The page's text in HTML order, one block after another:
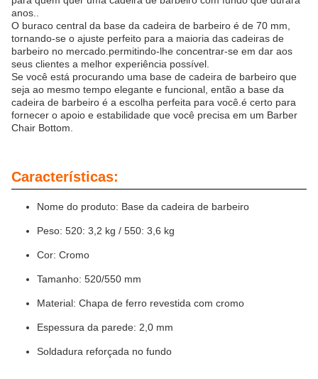
anos..
O buraco central da base da cadeira de barbeiro é de 70 mm,
tornando-se o ajuste perfeito para a maioria das cadeiras de
barbeiro no mercado.permitindo-lhe concentrar-se em dar aos
seus clientes a melhor experiência possível.
Se você está procurando uma base de cadeira de barbeiro que
seja ao mesmo tempo elegante e funcional, então a base da
cadeira de barbeiro é a escolha perfeita para você.é certo para
fornecer o apoio e estabilidade que você precisa em um Barber
Chair Bottom.
Características:
Nome do produto: Base da cadeira de barbeiro
Peso: 520: 3,2 kg / 550: 3,6 kg
Cor: Cromo
Tamanho: 520/550 mm
Material: Chapa de ferro revestida com cromo
Espessura da parede: 2,0 mm
Soldadura reforçada no fundo